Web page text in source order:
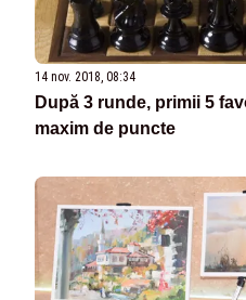
14 nov. 2018, 08:34
După 3 runde, primii 5
maxim de puncte